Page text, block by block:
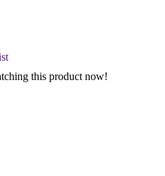
this product now!